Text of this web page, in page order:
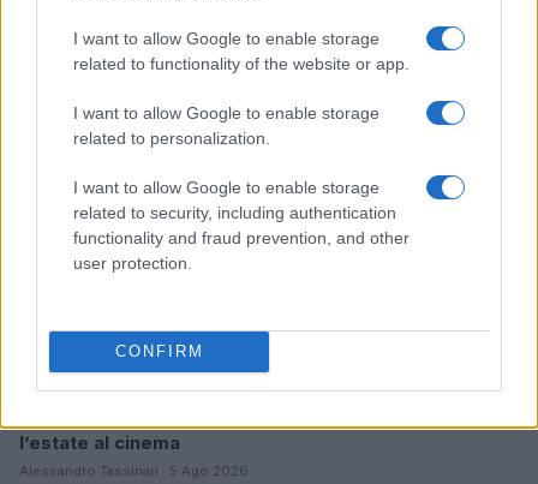
I want to allow Google to enable storage
related to functionality of the website or app.
I want to allow Google to enable storage
related to personalization.
I want to allow Google to enable storage
related to security, including authentication
functionality and fraud prevention, and other
user protection.
CONFIRM
Continua a leggere
l’estate al cinema
Alessandro Tassinari · 5 Ago 2026